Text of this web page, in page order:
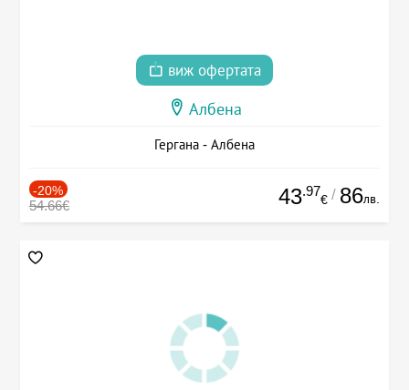
виж офертата
Албена
Гергана - Албена
-20%
54.66€ 43.97
€ / 86лв.